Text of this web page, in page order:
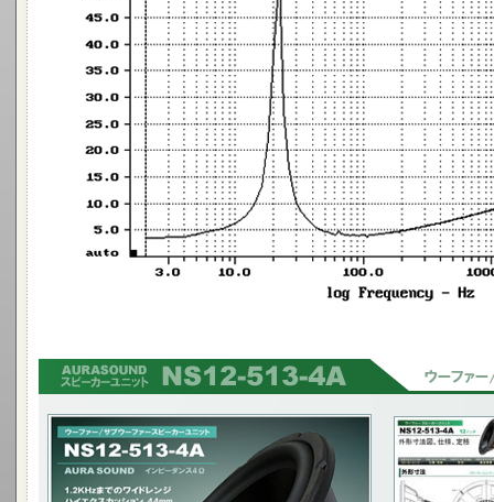
1.2kHzまでのワイドレンジ ハイエクスカッション
44mm